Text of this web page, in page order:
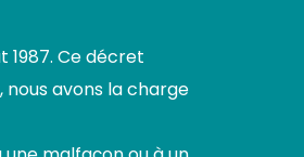
Ce décret
avons la charge